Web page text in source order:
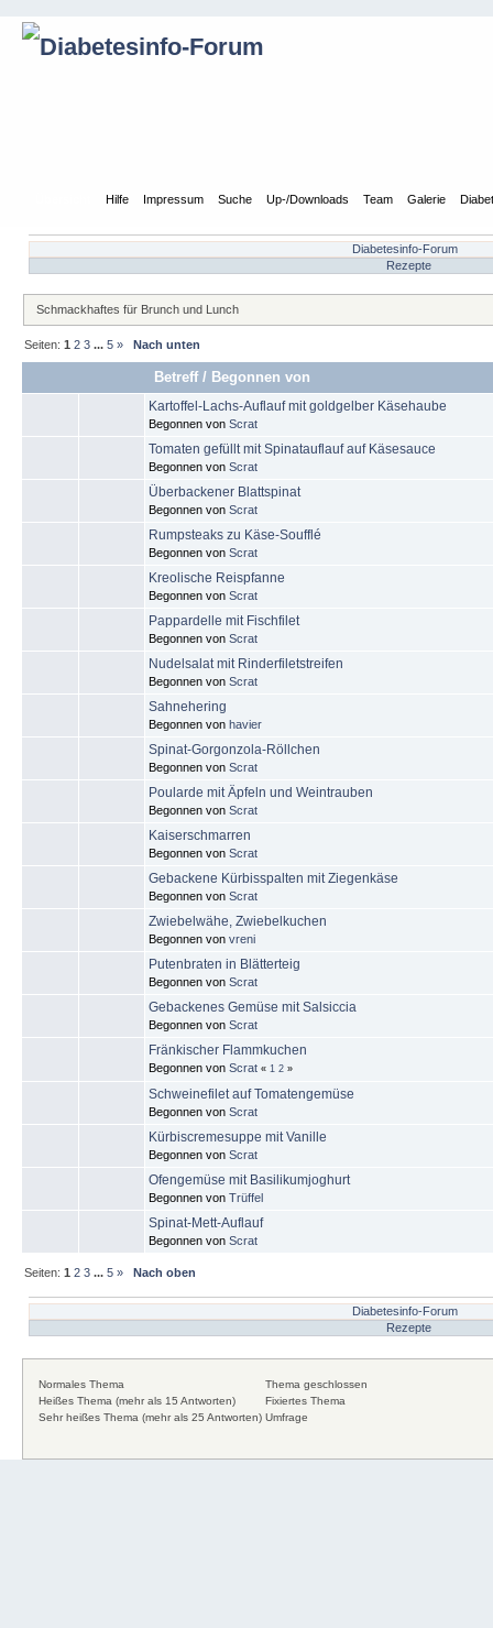
Hilfe Impressum Suche Up-/Downloads Team Galerie
Diabetesinfo-Forum
Rezepte
Schmackhaftes für Brunch und Lunch
Seiten:1 2 3 ...5 » Nach unten
Betreff/ Begonnen von
Kartoffel-Lachs-Auflauf mit goldgelber Käsehaube
Begonnen von Scrat
Tomaten gefüllt mit Spinatauflauf auf Käsesauce
Begonnen von Scrat
Überbackener Blattspinat
Begonnen von Scrat
Rumpsteaks zu Käse-Soufflé
Begonnen von Scrat
Kreolische Reispfanne
Begonnen von Scrat
Pappardelle mit Fischfilet
Begonnen von Scrat
Nudelsalat mit Rinderfiletstreifen
Begonnen von Scrat
Sahnehering
Begonnen von havier
Spinat-Gorgonzola-Röllchen
Begonnen von Scrat
Poularde mit Äpfeln und Weintrauben
Begonnen von Scrat
Kaiserschmarren
Begonnen von Scrat
Gebackene Kürbisspalten mit Ziegenkäse
Begonnen von Scrat
Zwiebelwähe, Zwiebelkuchen
Begonnen von vreni
Putenbraten in Blätterteig
Begonnen von Scrat
Gebackenes Gemüse mit Salsiccia
Begonnen von Scrat
Fränkischer Flammkuchen
Begonnen von Scrat « 1 2 »
Schweinefilet auf Tomatengemüse
Begonnen von Scrat
Kürbiscremesuppe mit Vanille
Begonnen von Scrat
Ofengemüse mit Basilikumjoghurt
Begonnen von Trüffel
Spinat-Mett-Auflauf
Begonnen von Scrat
Seiten:1 2 3 ...5 » Nach oben
Diabetesinfo-Forum
Rezepte
Normales Thema
Heißes Thema (mehr als 15 Antworten)
Sehr heißes Thema (mehr als 25 Antworten)
Thema geschlossen
Fixiertes Thema
Umfrage